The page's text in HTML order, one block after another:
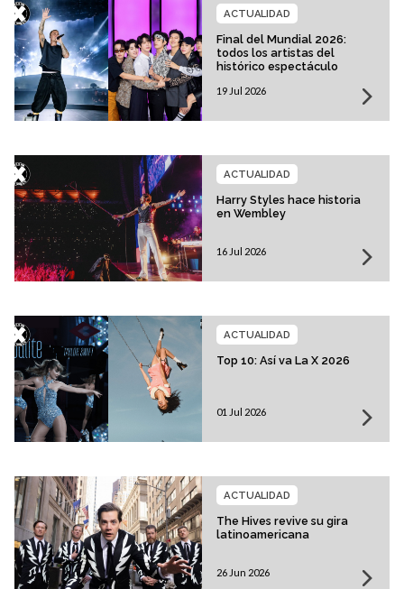
Final del Mundial 2026:
todos los artistas del
histórico espectáculo
ACTUALIDAD
19 Jul 2026
Harry Styles hace historia
en Wembley
ACTUALIDAD
16 Jul 2026
Top 10: Así va La X 2026
ACTUALIDAD
01 Jul 2026
The Hives revive su gira
latinoamericana
ACTUALIDAD
26 Jun 2026